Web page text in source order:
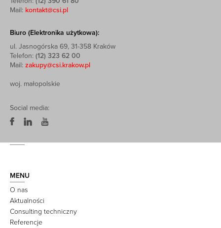
Mail: kontakt@csi.pl
Biuro (Elektronika użytkowa):
ul. Jasnogórska 69, 31-358 Kraków
Telefon: (12) 323 62 00
Mail: zakupy@csi.krakow.pl
woj. małopolskie
Social media:
MENU
O nas
Aktualności
Consulting techniczny
Referencje